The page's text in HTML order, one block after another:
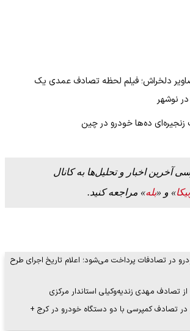
دلخراش؛ فیلم لحظه تصادف عمدی یک
زنجیره‌ای ده‌ها خودرو در چین
آخرین اخبار و تحلیل‌ها به کانال
» و «بله» مراجعه کنید.
در تصادفات پرداخت می‌شود؛ اعلام تاریخ اجرای طرح
از تصادف مهدی زندیه‌وکیلی استاندار مرکزی
در تصادف کمپرسی با دو دستگاه خودرو در کرج +